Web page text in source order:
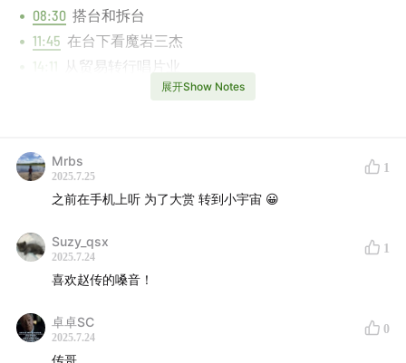
08:30 搭台和拆台
11:45 在台下看魔岩三杰
14:11 从贸易转行唱片业
39:50 祝福老朋友
42:15旧时光的新乐园
Music Played
赵传 - 你我的约定
赵传 - 爱要怎么说出口(live)
展开Show Notes
Mrbs
2025.7.25
1
之前在手机上听 为了大赏 转到小宇宙 😀
Suzy_qsx
2025.7.24
1
喜欢赵传的嗓音！
卓卓SC
2025.7.24
0
传哥